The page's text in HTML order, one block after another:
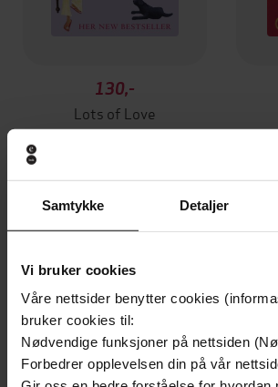
Samtykke Detaljer
Vi bruker cookies
Våre nettsider benytter cookies
bruker cookies til:
Nødvendige funksjoner på nettsiden
Forbedrer opplevelsen din på vår
130,-
Lots of Love
Fiona Walker
Premium
Vinner av Rivertonprisen